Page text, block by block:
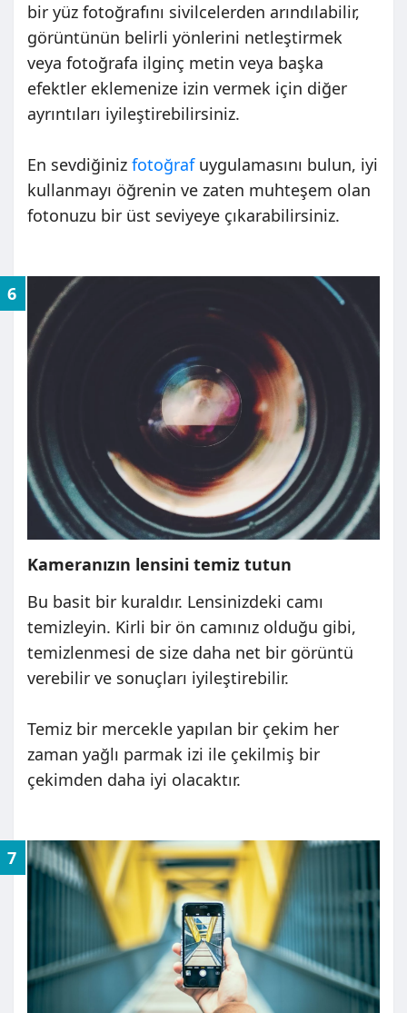
bir yüz fotoğrafını sivilcelerden arındılabilir,
görüntünün belirli yönlerini netleştirmek
veya fotoğrafa ilginç metin veya başka
efektler eklemenize izin vermek için diğer
ayrıntıları iyileştirebilirsiniz.
En sevdiğiniz fotoğrafuygulamasını bulun, iyi
kullanmayı öğrenin ve zaten muhteşem olan
fotonuzu bir üst seviyeye çıkarabilirsiniz.
6
Kameranızın lensini temiz tutun
Bu basit bir kuraldır. Lensinizdeki camı
temizleyin. Kirli bir ön camınız olduğu gibi,
temizlenmesi de size daha net bir görüntü
verebilir ve sonuçları iyileştirebilir.
Temiz bir mercekle yapılan bir çekim her
zaman yağlı parmak izi ile çekilmiş bir
çekimden daha iyi olacaktır.
7